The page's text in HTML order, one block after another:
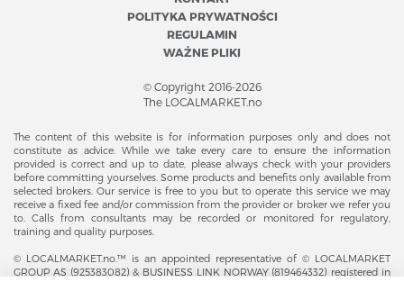
POLITYKA PRYWATNOŚCI
REGULAMIN
WAŻNE PLIKI
© Copyright 2016-2026
The LOCALMARKET.no
The content of this website is for information purposes only and does not
constitute as advice. While we take every care to ensure the information
provided is correct and up to date, please always check with your providers
before committing yourselves. Some products and benefits only available from
selected brokers. Our service is free to you but to operate this service we may
receive a fixed fee and/or commission from the provider or broker we refer you
to. Calls from consultants may be recorded or monitored for regulatory,
training and quality purposes.
© LOCALMARKET.no.™ is an appointed representative of © LOCALMARKET
GROUP AS (925383082) & BUSINESS LINK NORWAY (819464332) registered in